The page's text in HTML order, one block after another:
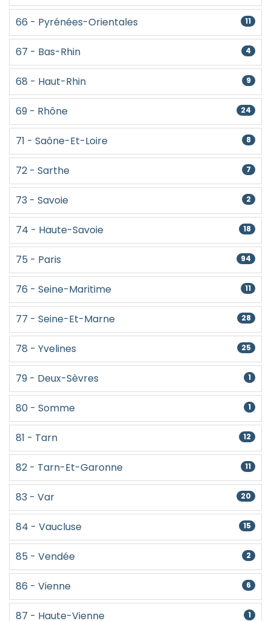
66 - Pyrénées-Orientales 11
67 - Bas-Rhin 4
68 - Haut-Rhin 9
69 - Rhône 24
71 - Saône-Et-Loire 8
72 - Sarthe 7
73 - Savoie 2
74 - Haute-Savoie 18
75 - Paris 94
76 - Seine-Maritime 11
77 - Seine-Et-Marne 28
78 - Yvelines 25
79 - Deux-Sèvres 1
80 - Somme 1
81 - Tarn 12
82 - Tarn-Et-Garonne 11
83 - Var 20
84 - Vaucluse 15
85 - Vendée 2
86 - Vienne 6
87 - Haute-Vienne 1